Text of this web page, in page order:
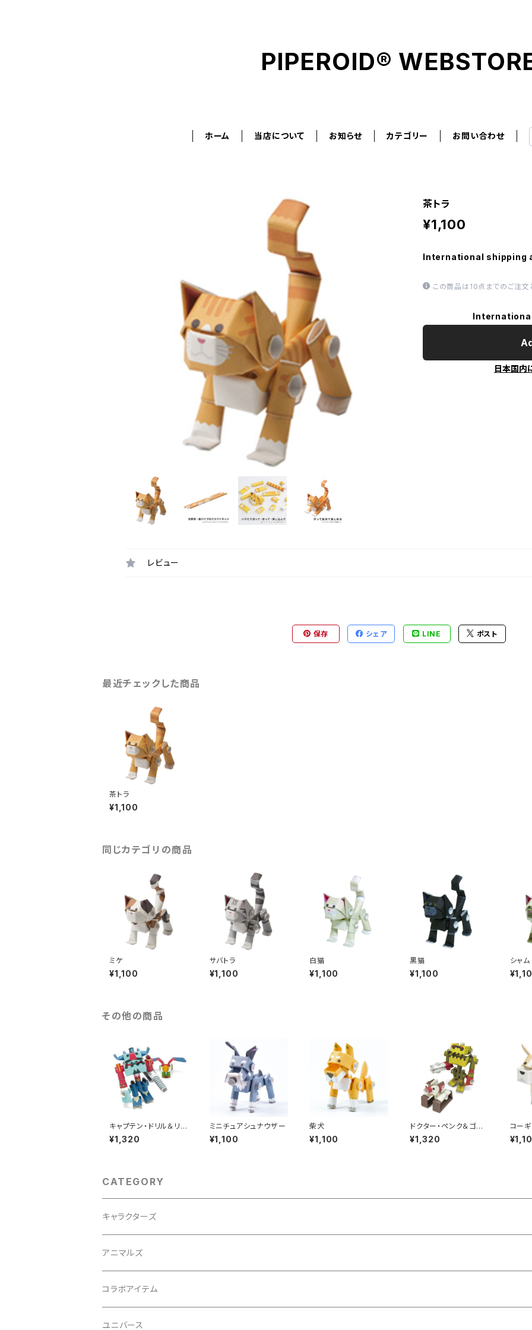
PIPEROID®
ホーム 当店について お知らせ カテゴリー お問い合わせ
茶トラ
¥1,100
International shipping
この商品は10点までのご注文
日本国内
レビュー
保存 シェア LINE ポスト
最近チェックした商品
茶トラ
¥1,100
同じカテゴリの商品
ミケ
¥1,100
サバトラ
¥1,100
白猫
¥1,100
黒猫
¥1,100
シャム
その他の商品
キャプテン・ドリル＆リピ
ート
¥1,320
ミニチュアシュナウザー
¥1,100
柴犬
¥1,100
ドクター・ペンク＆ゴリ
ボーグ
¥1,320
コー
CATEGORY
キャラクターズ
アニマルズ
イヌシリーズ
ネコシリーズ
コラボアイテム
初音ミクシリーズ
ユニバース